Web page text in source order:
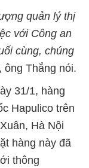
quản lý thị
với Công an
cùng, chúng
ông Thắng nói.
31/1, hàng
Hapulico trên
Hà Nội
hàng này đã
thông